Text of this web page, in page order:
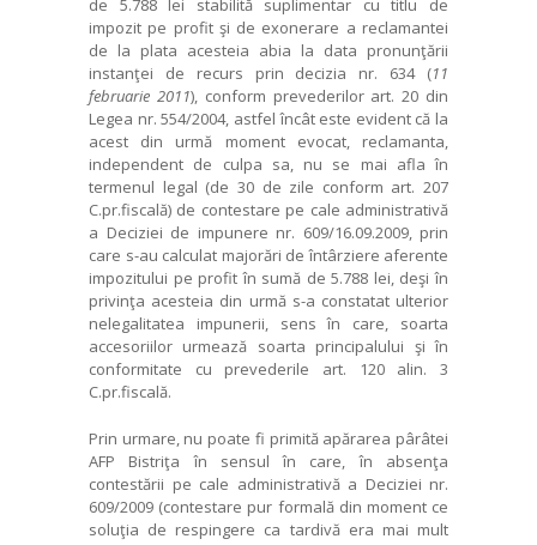
de 5.788 lei stabilită suplimentar cu titlu de
impozit pe profit şi de exonerare a reclamantei
de la plata acesteia abia la data pronunţării
instanţei de recurs prin decizia nr. 634 (11
februarie 2011), conform prevederilor art. 20 din
Legea nr. 554/2004, astfel încât este evident că la
acest din urmă moment evocat, reclamanta,
independent de culpa sa, nu se mai afla în
termenul legal (de 30 de zile conform art. 207
C.pr.fiscală) de contestare pe cale administrativă
a Deciziei de impunere nr. 609/16.09.2009, prin
care s-au calculat majorări de întârziere aferente
impozitului pe profit în sumă de 5.788 lei, deşi în
privinţa acesteia din urmă s-a constatat ulterior
nelegalitatea impunerii, sens în care, soarta
accesoriilor urmează soarta principalului şi în
conformitate cu prevederile art. 120 alin. 3
C.pr.fiscală.
Prin urmare, nu poate fi primită apărarea pârâtei
AFP Bistriţa în sensul în care, în absenţa
contestării pe cale administrativă a Deciziei nr.
609/2009 (contestare pur formală din moment ce
soluţia de respingere ca tardivă era mai mult